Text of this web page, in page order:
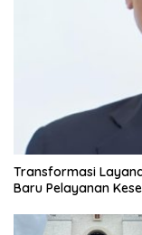
Transformasi
Baru Pelayanan